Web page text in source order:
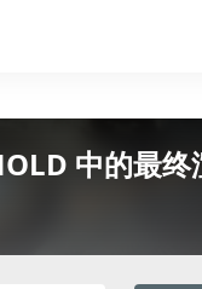
中的最终